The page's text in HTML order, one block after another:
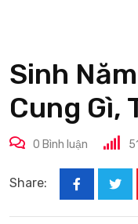
Sinh
Cung Gì,
0 Bình luận
Share: